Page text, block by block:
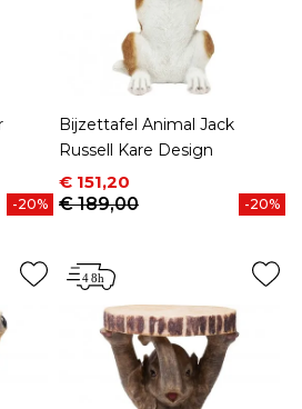
-20%
Bijzettafel Animal Jack
Russell Kare Design
Prijs
€ 151,20
Normale prijs
€ 189,00
-20%